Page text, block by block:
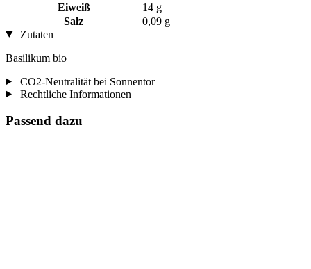
Eiweiß
14 g
Salz
0,09 g
Zutaten
Basilikum bio
CO2-Neutralität bei Sonnentor
Rechtliche Informationen
Passend dazu